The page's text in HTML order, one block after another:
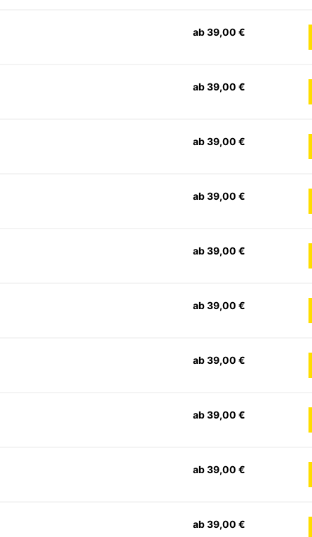
ab 39,00 €
ab 39,00 €
ab 39,00 €
ab 39,00 €
ab 39,00 €
ab 39,00 €
ab 39,00 €
ab 39,00 €
ab 39,00 €
ab 39,00 €